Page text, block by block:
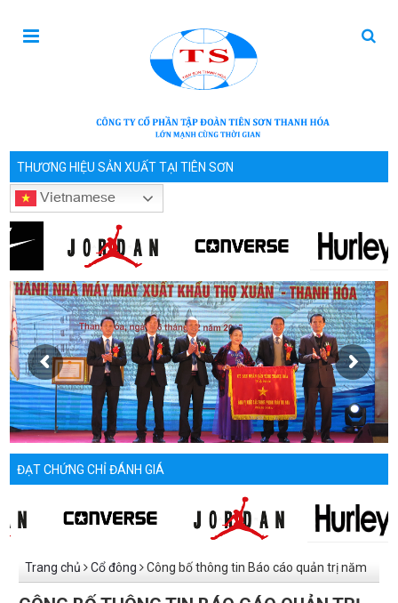
THƯƠNG HIỆU SẢN XUẤT TẠI TIÊN SƠN
Vietnamese
ĐẠT CHỨNG CHỈ ĐÁNH GIÁ
Trang chủ Cổ đông Công bố thông tin Báo cáo quản trị năm
2021